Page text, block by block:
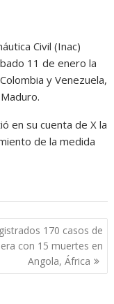
Civil (Inac)
11 de enero la
y Venezuela,
en su cuenta de X la
de la medida
170 casos de
con 15 muertes en
Angola, África